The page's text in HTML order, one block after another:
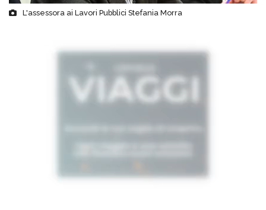
L'assessora ai Lavori Pubblici Stefania Morra